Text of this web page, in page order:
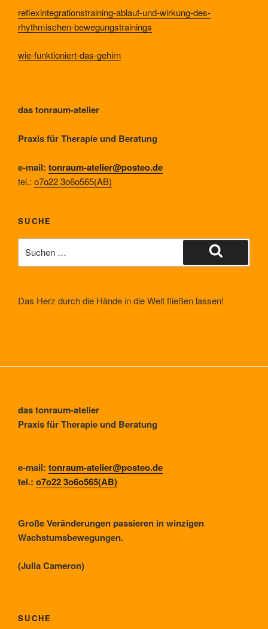
reflexintegrationstraining-ablauf-und-wirkung-des-
rhythmischen-bewegungstrainings
wie-funktioniert-das-gehirn
das tonraum-atelier
Praxis für Therapie und Beratung
e-mail: tonraum-atelier@posteo.de
tel.: o7o22 3o6o565(AB)
SUCHE
nach:
Suchen
Das Herz durch die Hände in die Welt fließen lassen!
das tonraum-atelier
Praxis für Therapie und Beratung
e-mail: tonraum-atelier@posteo.de
tel.: o7o22 3o6o565(AB)
Große Veränderungen passieren in winzigen
Wachstumsbewegungen.
(Julia Cameron)
SUCHE